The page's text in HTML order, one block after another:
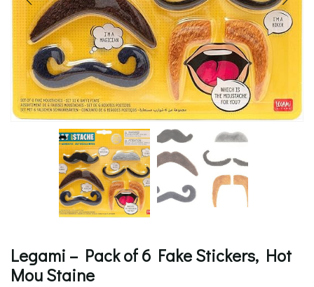
Legami – Pack of 6 Fake Stickers, Hot
Mou Staine